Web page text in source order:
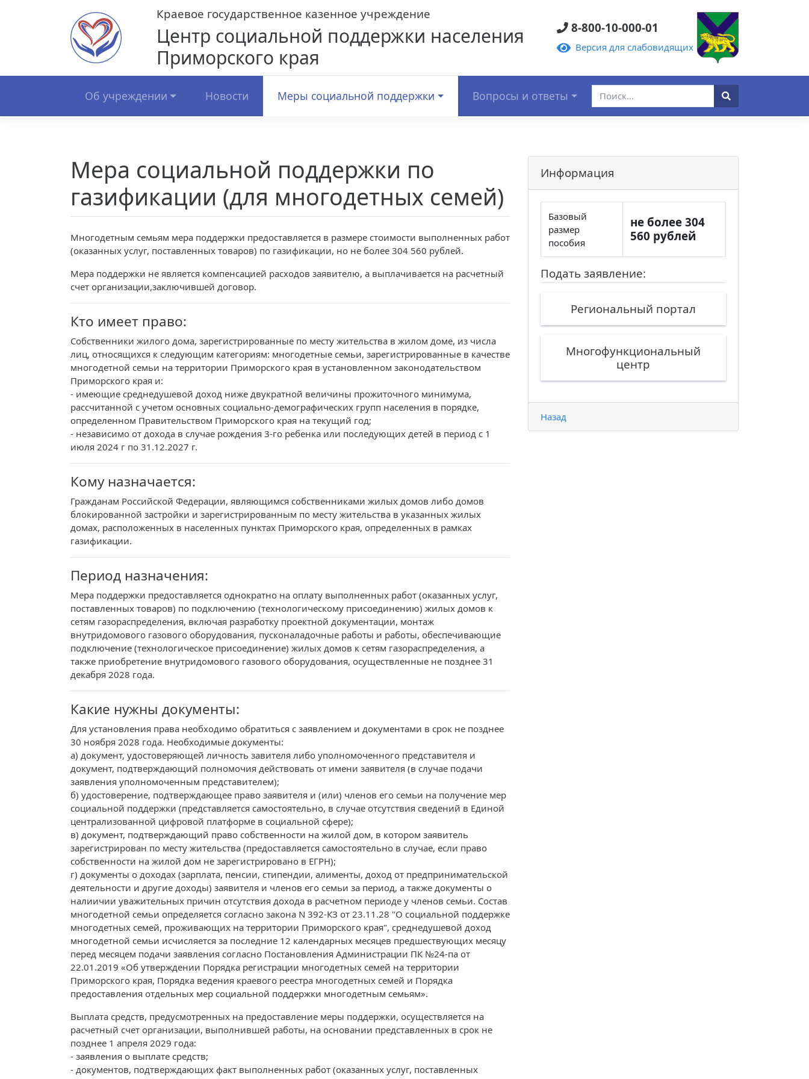
Краевое государственное казенное учреждение
Центр социальной поддержки населения
Приморского края
8-800-10-000-01
Версия для слабовидящих
Об учреждении Новости Меры социальной поддержки Вопросы и ответы
Мера социальной поддержки по
газификации (для многодетных семей)
Многодетным семьям мера поддержки предоставляется в размере стоимости выполненных работ
(оказанных услуг, поставленных товаров) по газификации, но не более 304 560 рублей.
Мера поддержки не является компенсацией расходов заявителю, а выплачивается на расчетный
счет организации,заключившей договор.
Кто имеет право:
Собственники жилого дома, зарегистрированные по месту жительства в жилом доме, из числа
лиц, относящихся к следующим категориям: многодетные семьи, зарегистрированные в качестве
многодетной семьи на территории Приморского края в установленном законодательством
Приморского края и:
- имеющие среднедушевой доход ниже двукратной величины прожиточного минимума,
рассчитанной с учетом основных социально-демографических групп населения в порядке,
определенном Правительством Приморского края на текущий год;
- независимо от дохода в случае рождения 3-го ребенка или последующих детей в период с 1
июля 2024 г по 31.12.2027 г.
Кому назначается:
Гражданам Российской Федерации, являющимся собственниками жилых домов либо домов
блокированной застройки и зарегистрированным по месту жительства в указанных жилых
домах, расположенных в населенных пунктах Приморского края, определенных в рамках
газификации.
Период назначения:
Мера поддержки предоставляется однократно на оплату выполненных работ (оказанных услуг,
поставленных товаров) по подключению (технологическому присоединению) жилых домов к
сетям газораспределения, включая разработку проектной документации, монтаж
внутридомового газового оборудования, пусконаладочные работы и работы, обеспечивающие
подключение (технологическое присоединение) жилых домов к сетям газораспределения, а
также приобретение внутридомового газового оборудования, осуществленные не позднее 31
декабря 2028 года.
Какие нужны документы:
Для установления права необходимо обратиться с заявлением и документами в срок не позднее
30 ноября 2028 года. Необходимые документы:
а) документ, удостоверяющей личность завителя либо уполномоченного представителя и
документ, подтверждающий полномочия действовать от имени заявителя (в случае подачи
заявления уполномоченным представителем);
б) удостоверение, подтверждающее право заявителя и (или) членов его семьи на получение мер
социальной поддержки (представляется самостоятельно, в случае отсутствия сведений в Единой
централизованной цифровой платформе в социальной сфере);
в) документ, подтверждающий право собственности на жилой дом, в котором заявитель
зарегистрирован по месту жительства (предоставляется самостоятельно в случае, если право
собственности на жилой дом не зарегистрировано в ЕГРН);
г) документы о доходах (зарплата, пенсии, стипендии, алименты, доход от предпринимательской
деятельности и другие доходы) заявителя и членов его семьи за период, а также документы о
налиичии уважительных причин отсутствия дохода в расчетном периоде у членов семьи. Состав
многодетной семьи определяется согласно закона N 392-КЗ от 23.11.28 "О социальной поддержке
многодетных семей, проживающих на территории Приморского края", среднедушевой доход
многодетной семьи исчисляется за последние 12 календарных месяцев предшествующих месяцу
перед месяцем подачи заявления согласно Постановления Администрации ПК №24-па от
22.01.2019 «Об утверждении Порядка регистрации многодетных семей на территории
Приморского края, Порядка ведения краевого реестра многодетных семей и Порядка
предоставления отдельных мер социальной поддержки многодетным семьям».
Выплата средств, предусмотренных на предоставление меры поддержки, осуществляется на
расчетный счет организации, выполнившей работы, на основании представленных в срок не
позднее 1 апреля 2029 года:
- заявления о выплате средств;
- документов, подтверждающих факт выполненных работ (оказанных услуг, поставленных
Информация
Базовый
размер
пособия
не более 304
560 рублей
Подать заявление:
Региональный портал
Многофункциональный
центр
Назад